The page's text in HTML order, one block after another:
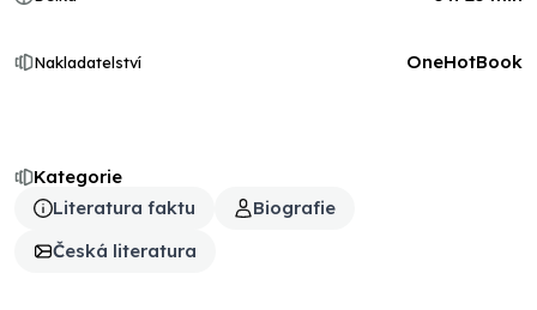
Kategorie
Literatura faktu
Biografie
Česká literatura
Nakladatelství OneHotBook